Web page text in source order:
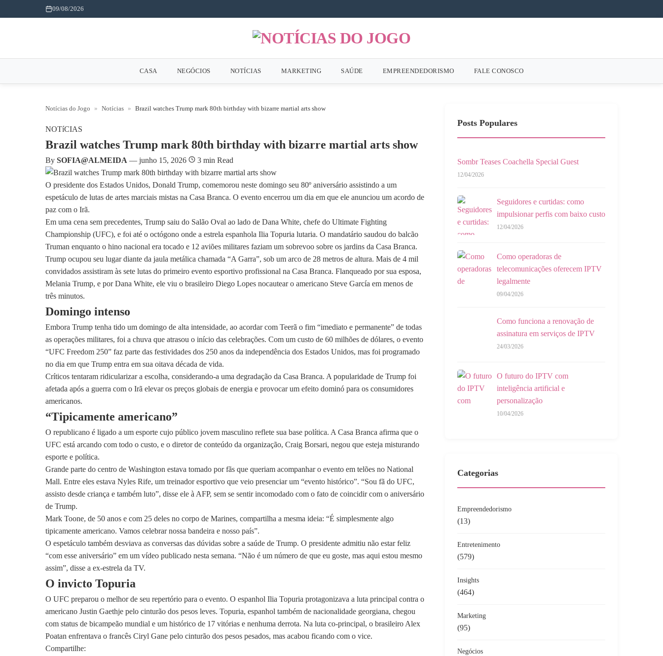
09/08/2026
CASA NEGÓCIOS NOTÍCIAS MARKETING SAÚDE EMPREENDEDORISMO FALE CONOSCO
Notícias do Jogo » Notícias » Brazil watches Trump mark 80th birthday with bizarre martial arts show
NOTíCIAS
Brazil watches Trump mark 80th birthday with bizarre martial arts show
By SOFIA@ALMEIDA — junho 15, 2026 3 min Read
O presidente dos Estados Unidos, Donald Trump, comemorou neste domingo seu 80º aniversário assistindo a um
espetáculo de lutas de artes marciais mistas na Casa Branca. O evento encerrou um dia em que ele anunciou um acordo de
paz com o Irã.
Em uma cena sem precedentes, Trump saiu do Salão Oval ao lado de Dana White, chefe do Ultimate Fighting
Championship (UFC), e foi até o octógono onde a estrela espanhola Ilia Topuria lutaria. O mandatário saudou do balcão
Truman enquanto o hino nacional era tocado e 12 aviões militares faziam um sobrevoo sobre os jardins da Casa Branca.
Trump ocupou seu lugar diante da jaula metálica chamada “A Garra”, sob um arco de 28 metros de altura. Mais de 4 mil
convidados assistiram às sete lutas do primeiro evento esportivo profissional na Casa Branca. Flanqueado por sua esposa,
Melania Trump, e por Dana White, ele viu o brasileiro Diego Lopes nocautear o americano Steve García em menos de
três minutos.
Domingo intenso
Embora Trump tenha tido um domingo de alta intensidade, ao acordar com Teerã o fim “imediato e permanente” de todas
as operações militares, foi a chuva que atrasou o início das celebrações. Com um custo de 60 milhões de dólares, o evento
“UFC Freedom 250” faz parte das festividades dos 250 anos da independência dos Estados Unidos, mas foi programado
no dia em que Trump entra em sua oitava década de vida.
Críticos tentaram ridicularizar a escolha, considerando-a uma degradação da Casa Branca. A popularidade de Trump foi
afetada após a guerra com o Irã elevar os preços globais de energia e provocar um efeito dominó para os consumidores
americanos.
“Tipicamente americano”
O republicano é ligado a um esporte cujo público jovem masculino reflete sua base política. A Casa Branca afirma que o
UFC está arcando com todo o custo, e o diretor de conteúdo da organização, Craig Borsari, negou que esteja misturando
esporte e política.
Grande parte do centro de Washington estava tomado por fãs que queriam acompanhar o evento em telões no National
Mall. Entre eles estava Nyles Rife, um treinador esportivo que veio presenciar um “evento histórico”. “Sou fã do UFC,
assisto desde criança e também luto”, disse ele à AFP, sem se sentir incomodado com o fato de coincidir com o aniversário
de Trump.
Mark Toone, de 50 anos e com 25 deles no corpo de Marines, compartilha a mesma ideia: “É simplesmente algo
tipicamente americano. Vamos celebrar nossa bandeira e nosso país”.
O espetáculo também desviava as conversas das dúvidas sobre a saúde de Trump. O presidente admitiu não estar feliz
“com esse aniversário” em um vídeo publicado nesta semana. “Não é um número de que eu goste, mas aqui estou mesmo
assim”, disse a ex-estrela da TV.
O invicto Topuria
O UFC preparou o melhor de seu repertório para o evento. O espanhol Ilia Topuria protagonizava a luta principal contra o
americano Justin Gaethje pelo cinturão dos pesos leves. Topuria, espanhol também de nacionalidade georgiana, chegou
com status de bicampeão mundial e um histórico de 17 vitórias e nenhuma derrota. Na luta co-principal, o brasileiro Alex
Poatan enfrentava o francês Ciryl Gane pelo cinturão dos pesos pesados, mas acabou ficando com o vice.
Compartilhe:
Posts Populares
Sombr Teases Coachella Special Guest
12/04/2026
Seguidores e curtidas: como
impulsionar perfis com baixo custo
12/04/2026
Como operadoras de
telecomunicações oferecem IPTV
legalmente
09/04/2026
Como funciona a renovação de
assinatura em serviços de IPTV
24/03/2026
O futuro do IPTV com
inteligência artificial e
personalização
10/04/2026
Categorias
Empreendedorismo
(13)
Entretenimento
(579)
Insights
(464)
Marketing
(95)
Negócios